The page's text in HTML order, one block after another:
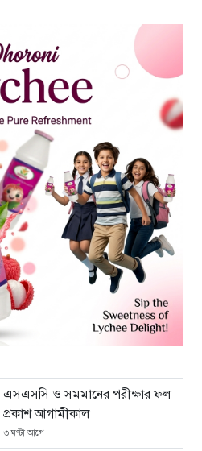
এসএসসি ও সমমানের পরীক্ষার ফল
প্রকাশ আগামীকাল
৩ ঘণ্টা আগে